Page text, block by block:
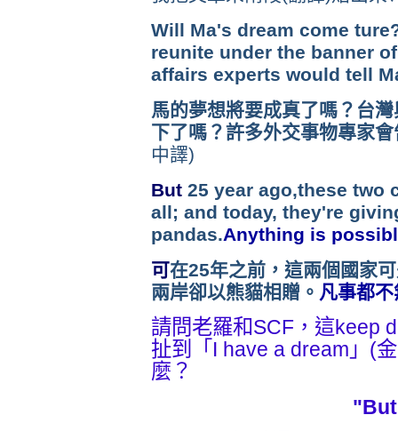
Will Ma's dream come
reunite under the banner
affairs experts would tell
馬的夢想將要成真了嗎？台
下了嗎？許多外交事物專家
中譯)
But 25 year ago,these two
all; and today, they're
pandas.Anything is
可在25年之前，這兩個國家
兩岸卻以熊貓相贈。 凡事都
請問老羅和SCF，這keep
扯到「I have a dream」(
麼？